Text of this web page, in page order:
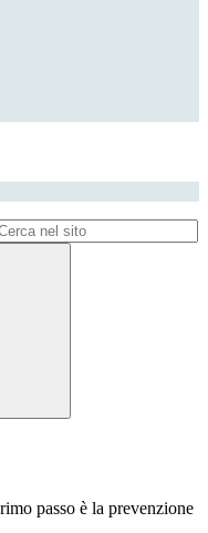
passo è la prevenzione